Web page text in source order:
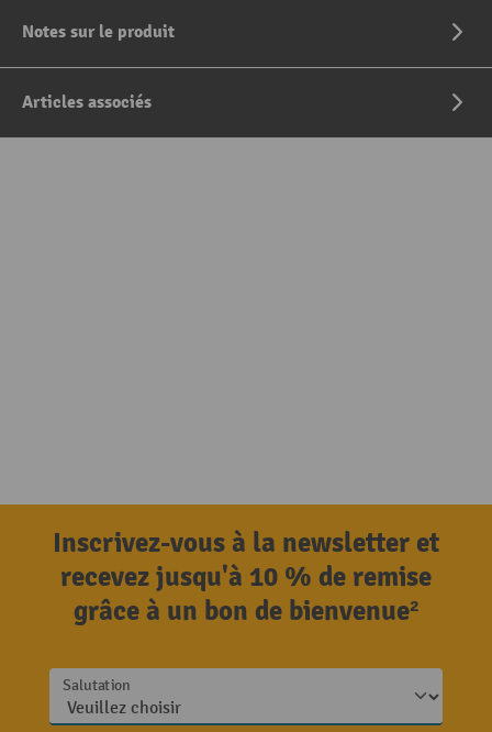
Notes sur le produit
Articles associés
Inscrivez-vous à la newsletter et
recevez jusqu'à 10 % de remise
grâce à un bon de bienvenue²
Salutation